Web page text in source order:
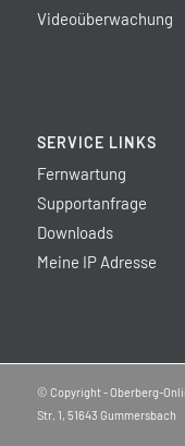
Videoüberwachung
SERVICE LINKS
Fernwartung
Supportanfrage
Downloads
Meine IP Adresse
© Copyright - Oberberg-
Str. 1, 51643 Gummersbach